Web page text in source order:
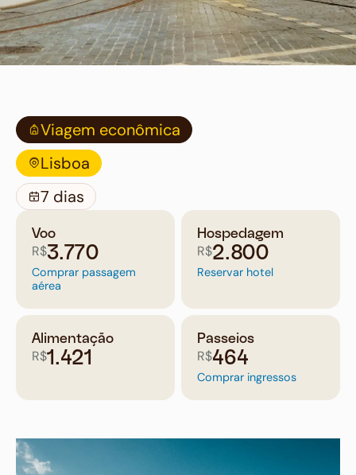
Viagem econômica
Lisboa
7 dias
Voo
R$3.770
Comprar passagem
aérea
Hospedagem
R$2.800
Reservar hotel
Alimentação
R$1.421
Passeios
R$464
Comprar ingressos